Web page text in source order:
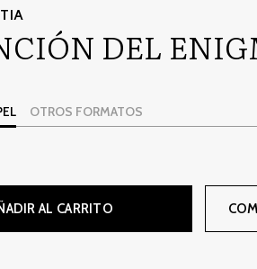
DEL
OTROS FORMATOS
AL CARRITO